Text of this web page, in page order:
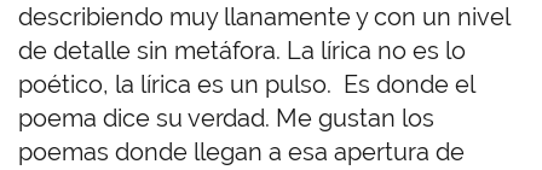
describiendo muy llanamente y con un nivel
de detalle sin metáfora. La lírica no es lo
poético, la lírica es un pulso. Es donde el
poema dice su verdad. Me gustan los
poemas donde llegan a esa apertura de